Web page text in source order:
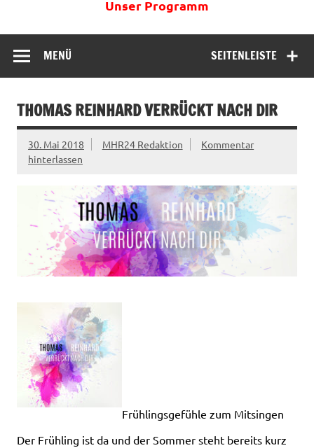
Unser Programm
SEITENLEISTE
MENÜ
THOMAS REINHARD VERRÜCKT NACH DIR
30. Mai 2018 MHR24 Redaktion
Kommentar
hinterlassen
Frühlingsgefühle zum Mitsingen
Der Frühling ist da und der Sommer steht bereits kurz